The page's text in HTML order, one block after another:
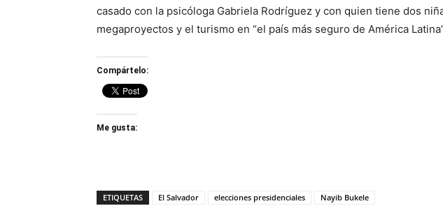
casado con la psicóloga Gabriela Rodríguez y con quien tiene dos
megaproyectos y el turismo en “el país más seguro de América
Compártelo:
Me gusta:
ETIQUETAS El Salvador elecciones presidenciales Nayib Bukele